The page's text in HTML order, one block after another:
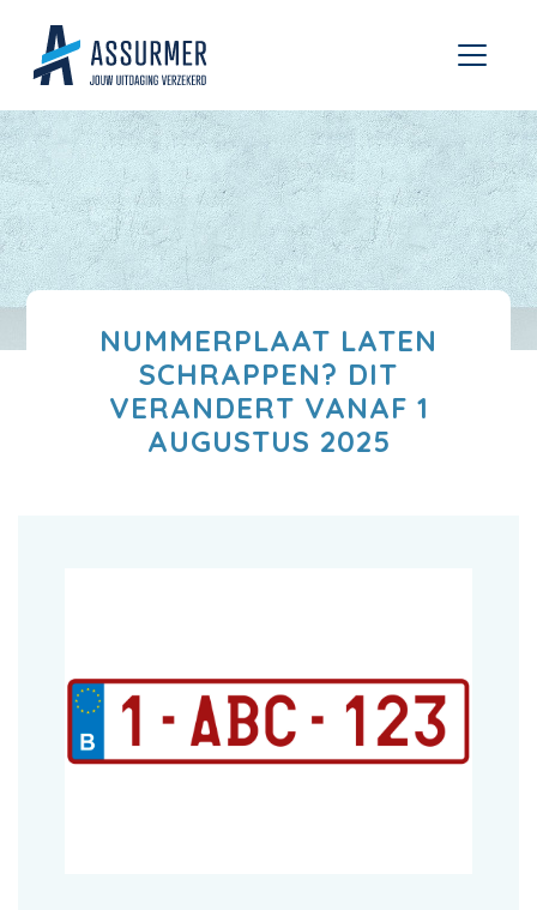
NUMMERPLAAT LATEN
SCHRAPPEN? DIT
VERANDERT VANAF 1
AUGUSTUS 2025